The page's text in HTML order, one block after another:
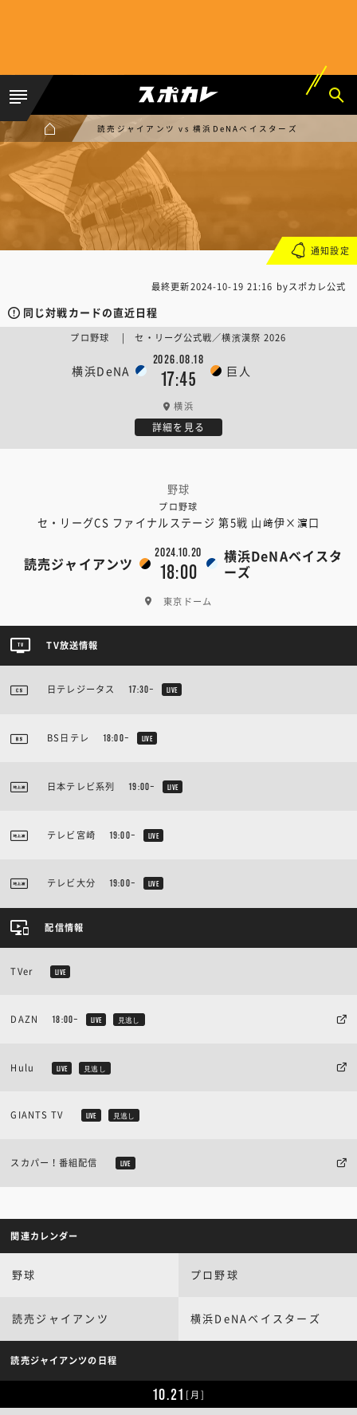
読売ジャイアンツ vs 横浜DeNAベイスターズ
最終更新2024-10-19 21:16 byスポカレ公式
同じ対戦カードの直近日程
横浜DeNA
2026.08.18
17:45 巨人
プロ野球 | セ・リーグ公式戦／横濱漢祭 2026
横浜
詳細を見る
野球
プロ野球
セ・リーグCS ファイナルステージ 第5戦 山﨑伊×濵口
読売ジャイアンツ
2024.10.20
18:00
横浜DeNAベイスタ
ーズ
東京ドーム
通知設定
TV放送情報
日テレジータス 17:30~ LIVE
BS日テレ 18:00~ LIVE
日本テレビ系列 19:00~ LIVE
テレビ宮崎 19:00~ LIVE
テレビ大分 19:00~ LIVE
配信情報
TVer LIVE
DAZN 18:00~ LIVE 見逃し
Hulu LIVE 見逃し
GIANTS TV LIVE 見逃し
スカパー！番組配信 LIVE
関連カレンダー
野球 プロ野球
読売ジャイアンツ 横浜DeNAベイスターズ
読売ジャイアンツの日程
10.21 [月]